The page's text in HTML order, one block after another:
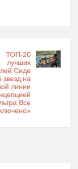
ТОП-20
лучших
Сиде
звезд на
линии
Все